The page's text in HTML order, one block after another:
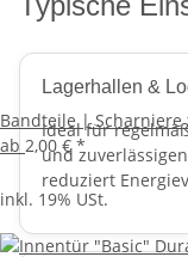
Lagerhallen &
Ideal für
und
reduziert
Bandteile |
ab 2,00 €*
inkl. 19% USt.